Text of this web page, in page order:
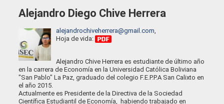
Alejandro Diego Chive Herrera
alejandrochiveherrera@gmail.com
Hoja de vida:
Alejandro Chive Herrera es estudiante de último año
en la carrera de Economía en la Universidad Católica Boliviana
"San Pablo" La Paz, graduado del colegio F.E.P.P.A San Calixto en
el año 2015.
Actualmente es Presidente de la Directiva de la Sociedad
Científica Estudiantil de Economía, habiendo trabajado en